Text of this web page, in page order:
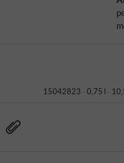
15042823 · 0,75 l ·